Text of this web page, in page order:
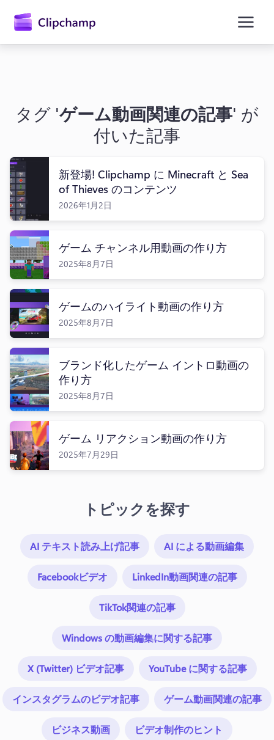
テ
無料で試す
タグ 'ゲーム動画関連の記事' が
付いた記事
新登場! Clipchamp に Minecraft と Sea
of Thieves のコンテンツ
2026年1月2日
ゲーム チャンネル用動画の作り方
2025年8月7日
ゲームのハイライト動画の作り方
2025年8月7日
ブランド化したゲーム イントロ動画の
作り方
2025年8月7日
ゲーム リアクション動画の作り方
2025年7月29日
トピックを探す
AI テキスト読み上げ記事 AI による動画編集
Facebookビデオ LinkedIn動画関連の記事
TikTok関連の記事
Windows の動画編集に関する記事
X (Twitter) ビデオ記事 YouTube に関する記事
インスタグラムのビデオ記事 ゲーム動画関連の記事
ビジネス動画 ビデオ制作のヒント